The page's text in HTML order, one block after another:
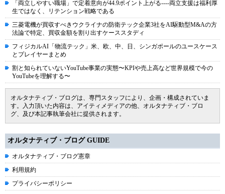
「両立しやすい職場」で定着意向が44.9ポイント上がる----両立支援は福利厚
生ではなく、リテンション戦略である
三菱電機が買収すべきウクライナの防衛テック企業3社をAI駆動型M&Aの方
法論で特定、買収金額を割り出すケーススタディ
フィジカルAI「物流テック」米、欧、中、日、シンガポールのユースケース
とプレイヤーまとめ
割と知られていないYouTube事業の実態〜KPIや売上高など世界規模で今の
YouTubeを理解する〜
オルタナティブ・ブログは、専門スタッフにより、企画・構成されていま
す。入力頂いた内容は、アイティメディアの他、オルタナティブ・ブロ
グ、及び本記事執筆会社に提供されます。
オルタナティブ・ブログ GUIDE
オルタナティブ・ブログ憲章
利用規約
プライバシーポリシー